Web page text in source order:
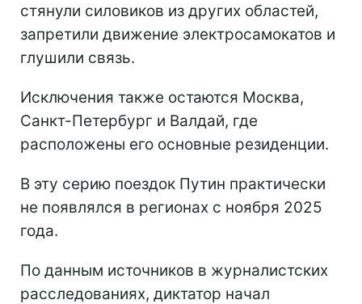
стянули силовиков из других областей,
запретили движение электросамокатов и
глушили связь.
Исключения также остаются Москва,
Санкт-Петербург и Валдай, где
расположены его основные резиденции.
В эту серию поездок Путин практически
не появлялся в регионах с ноября 2025
года.
По данным источников в журналистских
расследованиях, диктатор начал